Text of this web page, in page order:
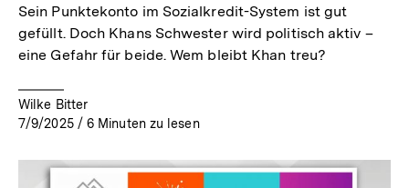
Sein Punktekonto im Sozialkredit-System ist gut
gefüllt. Doch Khans Schwester wird politisch aktiv –
eine Gefahr für beide. Wem bleibt Khan treu?
Wilke Bitter
7/9/2025 / 6 Minuten zu lesen